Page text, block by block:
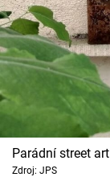
Parádní street
Zdroj: JPS